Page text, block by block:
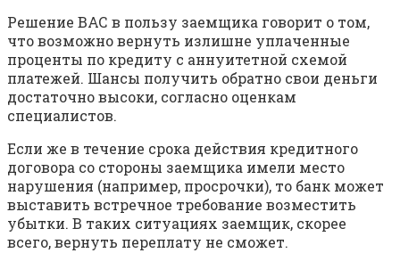
Решение ВАС в пользу заемщика говорит о том,
что возможно вернуть излишне уплаченные
проценты по кредиту с аннуитетной схемой
платежей. Шансы получить обратно свои деньги
достаточно высоки, согласно оценкам
специалистов.
Если же в течение срока действия кредитного
договора со стороны заемщика имели место
нарушения (например, просрочки), то банк может
выставить встречное требование возместить
убытки. В таких ситуациях заемщик, скорее
всего, вернуть переплату не сможет.